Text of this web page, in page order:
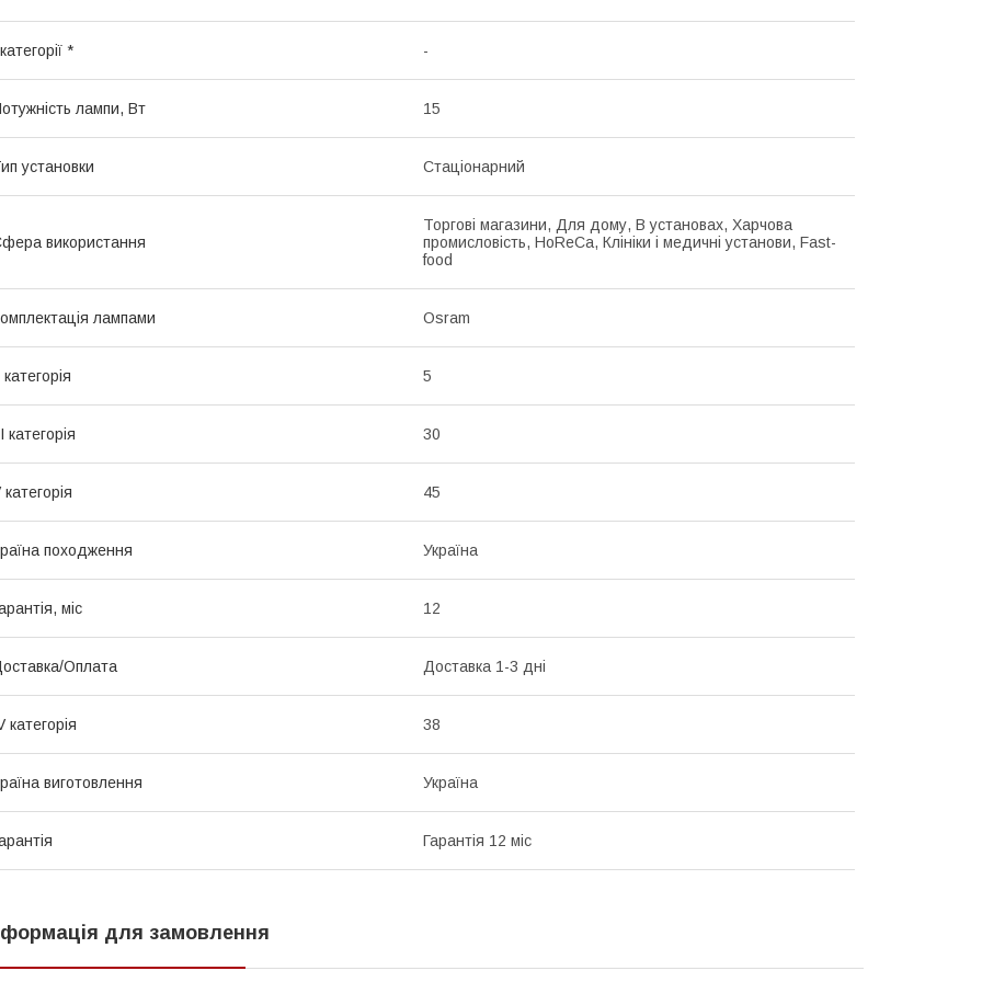
* -
лампи, Вт 15
установки Стаціонарний
використання
Торгові магазини, Для дому, В установах, Харчова
промисловість, HoReCa, Клініки і медичні установи, Fast-
food
лампами Osram
категорія 5
категорія 30
категорія 45
походження Україна
міс 12
Оплата Доставка 1-3 дні
категорія 38
виготовлення Україна
Гарантія 12 міс
для замовлення